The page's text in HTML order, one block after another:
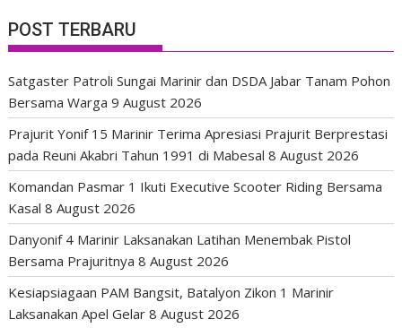
POST TERBARU
Satgaster Patroli Sungai Marinir dan DSDA Jabar Tanam Pohon
Bersama Warga 9 August 2026
Prajurit Yonif 15 Marinir Terima Apresiasi Prajurit Berprestasi
pada Reuni Akabri Tahun 1991 di Mabesal 8 August 2026
Komandan Pasmar 1 Ikuti Executive Scooter Riding Bersama
Kasal 8 August 2026
Danyonif 4 Marinir Laksanakan Latihan Menembak Pistol
Bersama Prajuritnya 8 August 2026
Kesiapsiagaan PAM Bangsit, Batalyon Zikon 1 Marinir
Laksanakan Apel Gelar 8 August 2026